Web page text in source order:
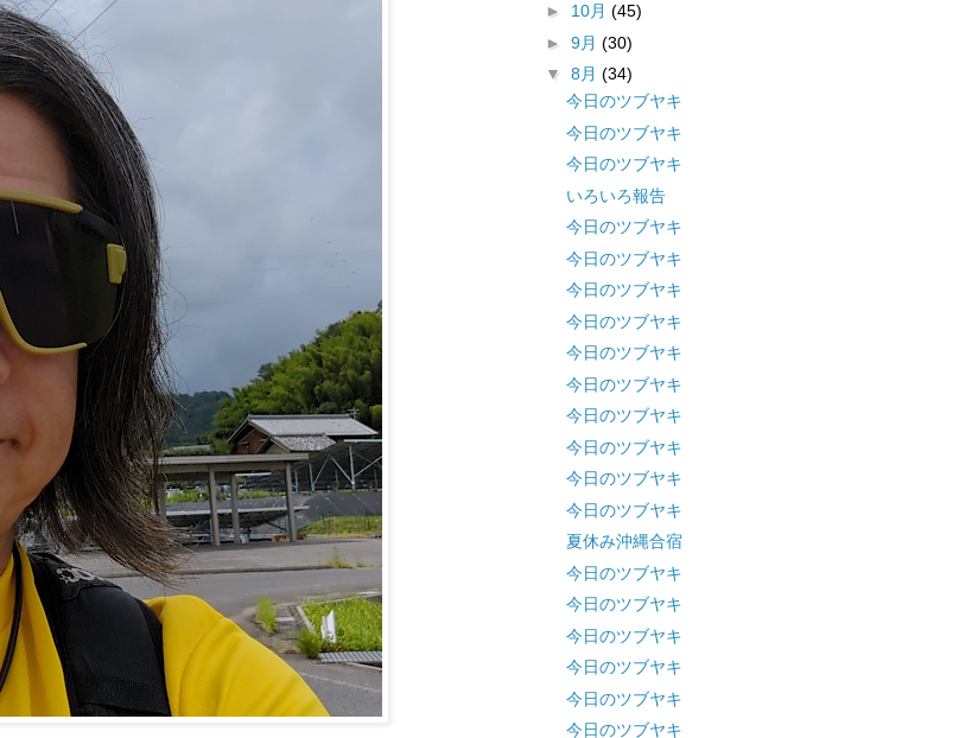
► 10月 (45)
► 9月 (30)
▼ 8月 (34)
今日のツブヤキ
今日のツブヤキ
今日のツブヤキ
いろいろ報告
今日のツブヤキ
今日のツブヤキ
今日のツブヤキ
今日のツブヤキ
今日のツブヤキ
今日のツブヤキ
今日のツブヤキ
今日のツブヤキ
今日のツブヤキ
今日のツブヤキ
夏休み沖縄合宿
今日のツブヤキ
今日のツブヤキ
今日のツブヤキ
今日のツブヤキ
今日のツブヤキ
今日のツブヤキ